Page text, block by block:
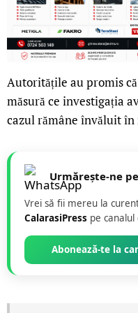
Autoritățile au promis
măsură ce investigația
cazul rămâne învăluit în
Urmărește-ne
Vrei să fii mereu la
CalarasiPress pe canalul
Abonează-te la